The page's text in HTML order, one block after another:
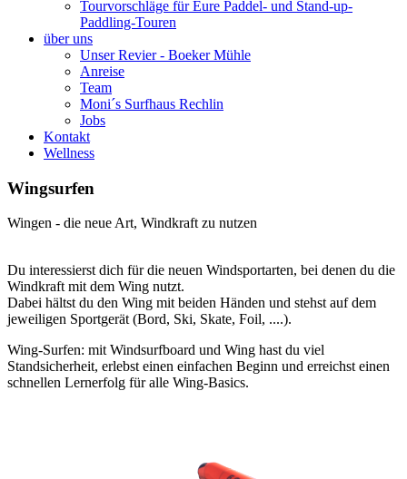
Tourvorschläge für Eure Paddel- und Stand-up-
Paddling-Touren
über uns
Unser Revier - Boeker Mühle
Anreise
Team
Moni´s Surfhaus Rechlin
Jobs
Kontakt
Wellness
Wingsurfen
Wingen - die neue Art, Windkraft zu nutzen
Du interessierst dich für die neuen Windsportarten, bei denen du die
Windkraft mit dem Wing nutzt.
Dabei hältst du den Wing mit beiden Händen und stehst auf dem
jeweiligen Sportgerät (Bord, Ski, Skate, Foil, ....).
Wing-Surfen: mit Windsurfboard und Wing hast du viel
Standsicherheit, erlebst einen einfachen Beginn und erreichst einen
schnellen Lernerfolg für alle Wing-Basics.